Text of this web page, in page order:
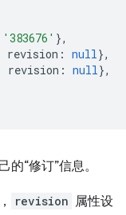
'383676' },
revision : null},
revision : null},
“修订”信息。
revision 属性设